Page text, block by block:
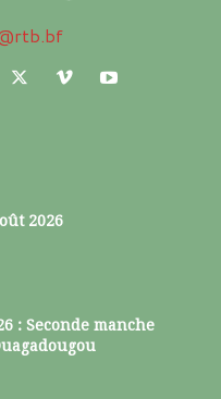
2026
: Seconde manche